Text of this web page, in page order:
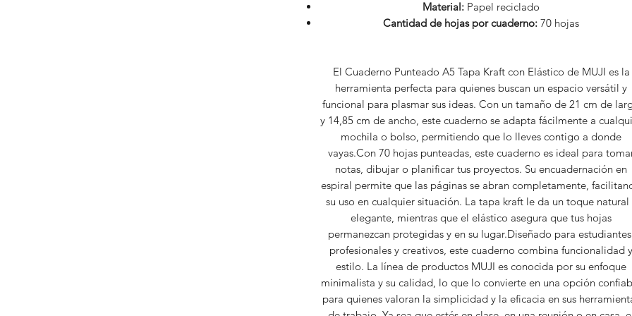
Material: Papel reciclado
Cantidad de hojas por cuaderno: 70 hojas​
El Cuaderno Punteado A5 Tapa Kraft con Elástico de MUJI es la
herramienta perfecta para quienes buscan un espacio versátil y
funcional para plasmar sus ideas. Con un tamaño de 21 cm de
y 14,85 cm de ancho, este cuaderno se adapta fácilmente a
mochila o bolso, permitiendo que lo lleves contigo a donde
vayas.Con 70 hojas punteadas, este cuaderno es ideal para
notas, dibujar o planificar tus proyectos. Su encuadernación en
espiral permite que las páginas se abran completamente,
su uso en cualquier situación. La tapa kraft le da un toque natural
elegante, mientras que el elástico asegura que tus hojas
permanezcan protegidas y en su lugar.Diseñado para
profesionales y creativos, este cuaderno combina funcionalidad y
estilo. La línea de productos MUJI es conocida por su enfoque
minimalista y su calidad, lo que lo convierte en una opción
para quienes valoran la simplicidad y la eficacia en sus